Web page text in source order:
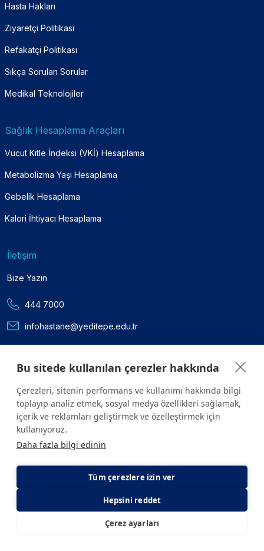
E-Randevu
Hasta Hakları
Ziyaretçi Politikası
Refakatçi Politikası
Sıkça Sorulan Sorular
Medikal Teknolojiler
Sağlık Hesaplama Araçları
Vücut Kitle İndeksi (VKİ) Hesaplama
Metabolizma Yaşı Hesaplama
Gebelik Hesaplama
Kalori İhtiyacı Hesaplama
İletişim
Bize Yazın
444 7000
infohastane@yeditepe.edu.tr
Twitter
Bu sitede kullanılan çerezler hakkında
Çerezleri, sitenin performans ve kullanımı hakkında bilgi
toplayıp analiz etmek, sosyal medya özellikleri sağlamak,
içerik ve reklamları geliştirmek ve özelleştirmek için
kullanıyoruz.
Daha fazla bilgi edinin
Tüm çerezlere izin ver
Hepsini reddet
Çerez ayarları